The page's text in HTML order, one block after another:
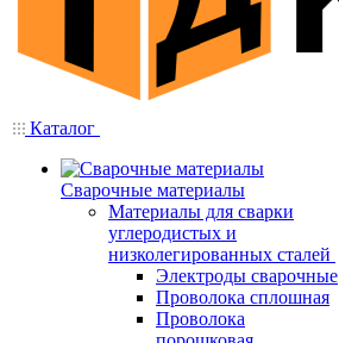
Каталог
Сварочные материалы
Материалы для сварки
углеродистых и
низколегированных сталей
Электроды сварочные
Проволока сплошная
Проволока